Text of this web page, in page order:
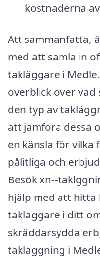
kostnaderna
Att sammanfatta,
med att samla in
takläggare i
överblick över
den typ av
att jämföra dessa
en känsla för vilka
pålitliga och
Besök xn--
hjälp med att hitta
takläggare i ditt
skräddarsydda
takläggning i